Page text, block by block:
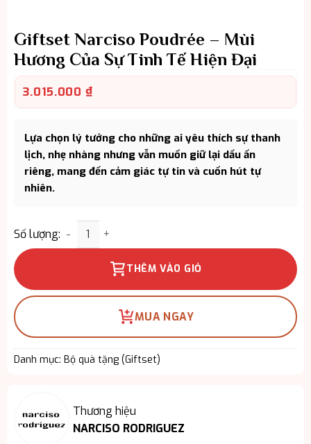
Giftset Narciso Poudrée – Mùi
Hương Của Sự Tinh Tế Hiện Đại
3.015.000 ₫
Lựa chọn lý tưởng cho những ai yêu thích sự thanh
lịch, nhẹ nhàng nhưng vẫn muốn giữ lại dấu ấn
riêng, mang đến cảm giác tự tin và cuốn hút tự
nhiên.
Số lượng: Giftset Narciso Poudrée – Mùi Hương Của Sự
THÊM VÀO GIỎ
MUA NGAY
Danh mục: Bộ quà tặng (Giftset)
Thương hiệu
NARCISO RODRIGUEZ